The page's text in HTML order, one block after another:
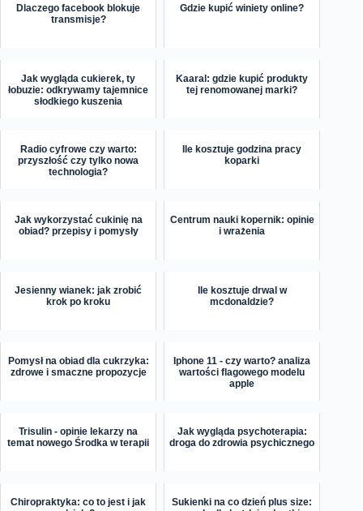
Dlaczego facebook blokuje
transmisje?
Gdzie kupić winiety online?
Jak wygląda cukierek, ty
łobuzie: odkrywamy tajemnice
słodkiego kuszenia
Kaaral: gdzie kupić produkty
tej renomowanej marki?
Radio cyfrowe czy warto:
przyszłość czy tylko nowa
technologia?
Ile kosztuje godzina pracy
koparki
Jak wykorzystać cukinię na
obiad? przepisy i pomysły
Centrum nauki kopernik: opinie
i wrażenia
Jesienny wianek: jak zrobić
krok po kroku
Ile kosztuje drwal w
mcdonaldzie?
Pomysł na obiad dla cukrzyka:
zdrowe i smaczne propozycje
Iphone 11 - czy warto? analiza
wartości flagowego modelu
apple
Trisulin - opinie lekarzy na
temat nowego Środka w terapii
Jak wygląda psychoterapia:
droga do zdrowia psychicznego
Chiropraktyka: co to jest i jak
Sukienki na co dzień plus size: